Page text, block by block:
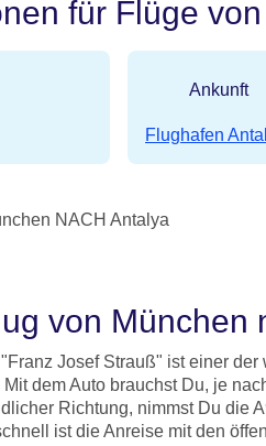
für Flüge
Ankunft
Flughafen
NACH Antalya
von München
Josef Strauß" ist einer
dem Auto brauchst Du, je
Richtung, nimmst Du die
ist die Anreise mit den